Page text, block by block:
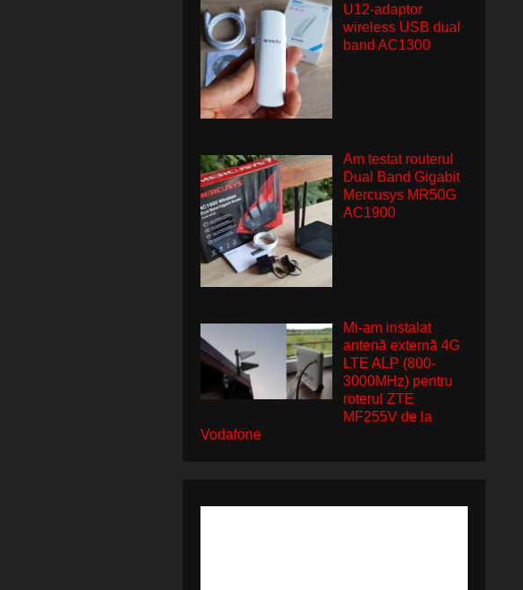
U12-adaptor
wireless USB dual
band AC1300
Am testat routerul
Dual Band Gigabit
Mercusys MR50G
AC1900
Mi-am instalat
antenă externă 4G
LTE ALP (800-
3000MHz) pentru
roterul ZTE
MF255V de la
Vodafone